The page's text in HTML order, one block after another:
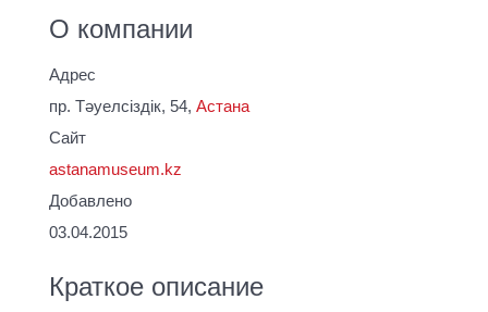
О компании
Адрес
пр. Тәуелсіздік, 54, Астана
Сайт
astanamuseum.kz
Добавлено
03.04.2015
Краткое описание